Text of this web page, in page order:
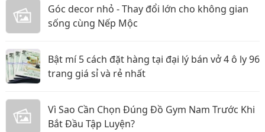
Góc decor nhỏ - Thay đổi lớn cho không gian
sống cùng Nếp Mộc
Bật mí 5 cách đặt hàng tại đại lý bán vở 4 ô ly 96
trang giá sỉ và rẻ nhất
Vì Sao Cần Chọn Đúng Đồ Gym Nam Trước Khi
Bắt Đầu Tập Luyện?